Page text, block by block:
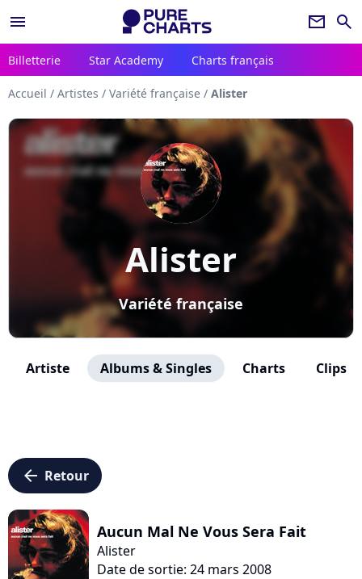
menu newsletter search
Billetterie Star Academy Charts français
Accueil / Artistes / Variété française / Alister
Alister
Variété française
Artiste Albums & Singles Charts Clips
arrow_left Retour
Aucun Mal Ne Vous Sera Fait
Alister
Date de sortie: 24 mars 2008